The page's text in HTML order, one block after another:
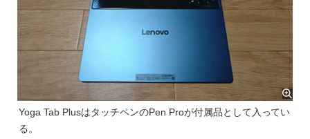
Yoga Tab PlusはタッチペンのPen Proが付属品として入ってい
る。